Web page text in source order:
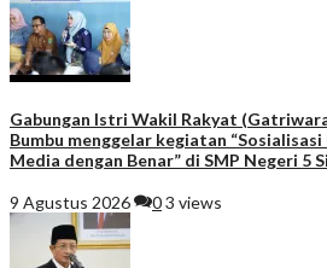
Gabungan Istri Wakil Rakyat
Bumbu menggelar kegiatan “Sosialisasi
Media dengan Benar” di SMP Negeri 5
9 Agustus 2026 03 views